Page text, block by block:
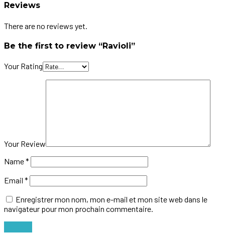
Reviews
There are no reviews yet.
Be the first to review “Ravioli”
Your Rating
Your Review
Name*
Email *
Enregistrer mon nom, mon e-mail et mon site web dans le
navigateur pour mon prochain commentaire.